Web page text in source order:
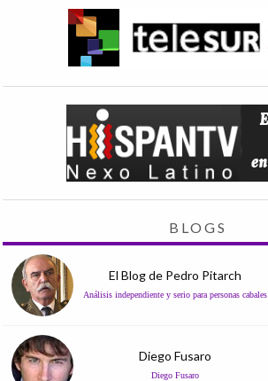
BLOGS
El Blog de Pedro Pitarch
Análisis independiente y serio para personas cabales
Diego Fusaro
Diego Fusaro